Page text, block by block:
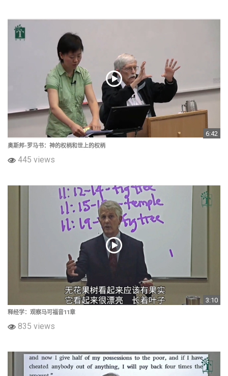
6:42
奥斯邦-罗马书：神的权柄和世上的权柄
445 views
3:10
释经学：观察马可福音11章
835 views